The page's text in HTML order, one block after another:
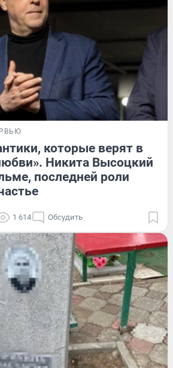
которые верят в
Никита Высоцкий
последней роли
1 614 Обсудить